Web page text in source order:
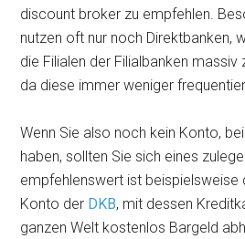
discount broker zu empfehlen.
nutzen oft nur noch Direktbanken,
die Filialen der Filialbanken massiv
da diese immer weniger
Wenn Sie also noch kein Konto,
haben, sollten Sie sich eines
empfehlenswert ist beispielsweise
Konto der DKB, mit dessen
ganzen Welt kostenlos Bargeld